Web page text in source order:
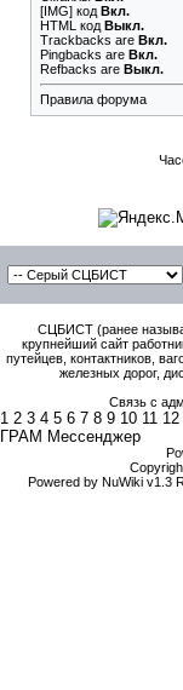
[IMG] код Вкл.
HTML код Выкл.
Trackbacks are Вкл.
Pingbacks are Вкл.
Refbacks are Выкл.
Правила форума
СЦБИСТ (ранее
крупнейший сайт
путейцев, контактников,
железных дорог,
Связь с
1 2 3 4 5 6 7 8 9 10 11 12
ГРАМ Мессенджер
Powered by NuWiki v1.3